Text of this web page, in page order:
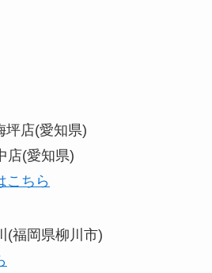
坪店(愛知県)
店(愛知県)
ちら
(福岡県柳川市)